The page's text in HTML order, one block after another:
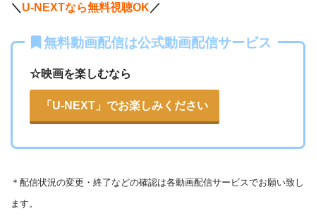
＼ U-NEXTなら無料視聴OK ／
無料動画配信は公式動画配信サービス
☆映画を楽しむなら
「U-NEXT」でお楽しみください
＊ 配信状況の変更・終了などの確認は各動画配信サービスでお願い致し
ます。